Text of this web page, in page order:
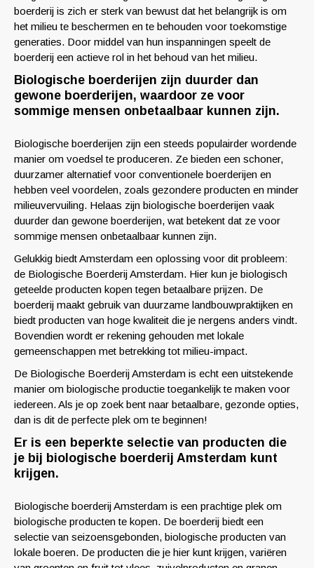
boerderij is zich er sterk van bewust dat het belangrijk is om
het milieu te beschermen en te behouden voor toekomstige
generaties. Door middel van hun inspanningen speelt de
boerderij een actieve rol in het behoud van het milieu.
Biologische boerderijen zijn duurder dan
gewone boerderijen, waardoor ze voor
sommige mensen onbetaalbaar kunnen zijn.
Biologische boerderijen zijn een steeds populairder wordende
manier om voedsel te produceren. Ze bieden een schoner,
duurzamer alternatief voor conventionele boerderijen en
hebben veel voordelen, zoals gezondere producten en minder
milieuvervuiling. Helaas zijn biologische boerderijen vaak
duurder dan gewone boerderijen, wat betekent dat ze voor
sommige mensen onbetaalbaar kunnen zijn.
Gelukkig biedt Amsterdam een oplossing voor dit probleem:
de Biologische Boerderij Amsterdam. Hier kun je biologisch
geteelde producten kopen tegen betaalbare prijzen. De
boerderij maakt gebruik van duurzame landbouwpraktijken en
biedt producten van hoge kwaliteit die je nergens anders vindt.
Bovendien wordt er rekening gehouden met lokale
gemeenschappen met betrekking tot milieu-impact.
De Biologische Boerderij Amsterdam is echt een uitstekende
manier om biologische productie toegankelijk te maken voor
iedereen. Als je op zoek bent naar betaalbare, gezonde opties,
dan is dit de perfecte plek om te beginnen!
Er is een beperkte selectie van producten die
je bij biologische boerderij Amsterdam kunt
krijgen.
Biologische boerderij Amsterdam is een prachtige plek om
biologische producten te kopen. De boerderij biedt een
selectie van seizoensgebonden, biologische producten van
lokale boeren. De producten die je hier kunt krijgen, variëren